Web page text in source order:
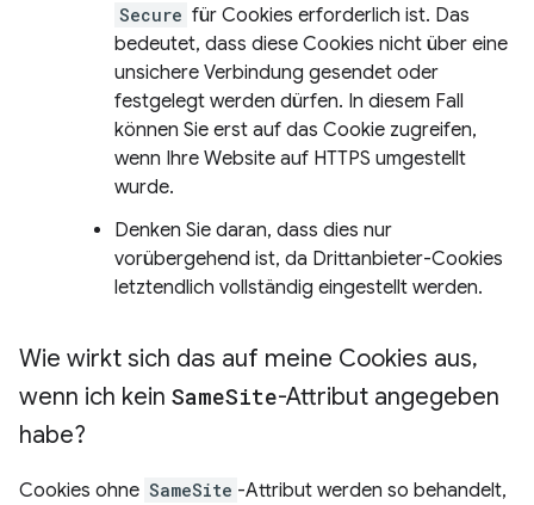
Secure für Cookies erforderlich ist. Das
bedeutet, dass diese Cookies nicht über eine
unsichere Verbindung gesendet oder
festgelegt werden dürfen. In diesem Fall
können Sie erst auf das Cookie zugreifen,
wenn Ihre Website auf HTTPS umgestellt
wurde.
Denken Sie daran, dass dies nur
vorübergehend ist, da Drittanbieter-Cookies
letztendlich vollständig eingestellt werden.
Wie wirkt sich das auf meine Cookies aus,
wenn ich kein SameSite-Attribut angegeben
habe?
Cookies ohne SameSite -Attribut werden so behandelt,